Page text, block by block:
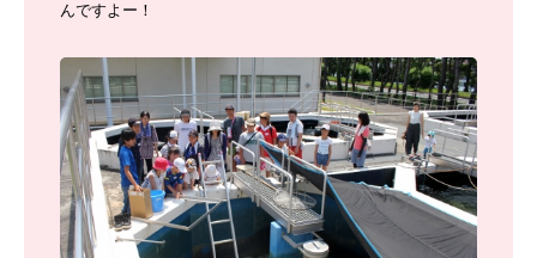
んですよー！